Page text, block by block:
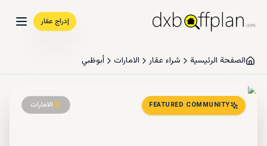
إدراج عقار
الصفحة الرئيسية شراء عقار الامارات أبوظبي
FEATURED COMMUNITY الامارات